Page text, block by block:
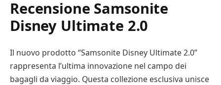
Recensione Samsonite
Disney Ultimate 2.0
Il nuovo prodotto “Samsonite Disney Ultimate 2.0”
rappresenta l’ultima innovazione nel campo dei
bagagli da viaggio. Questa collezione esclusiva unisce